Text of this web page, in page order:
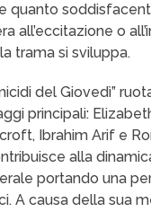
quanto
all’eccitazione o
trama si sviluppa.
del Giovedì”
principali:
Ibrahim Arif e
alla
portando una
A causa della sua